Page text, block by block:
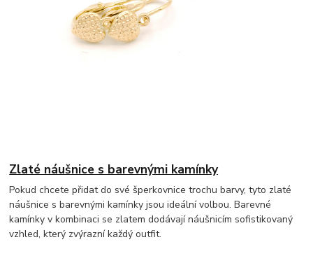
Zlaté náušnice s barevnými kamínky
Pokud chcete přidat do své šperkovnice trochu barvy, tyto zlaté
náušnice s barevnými kamínky jsou ideální volbou. Barevné
kamínky v kombinaci se zlatem dodávají náušnicím sofistikovaný
vzhled, který zvýrazní každý outfit.